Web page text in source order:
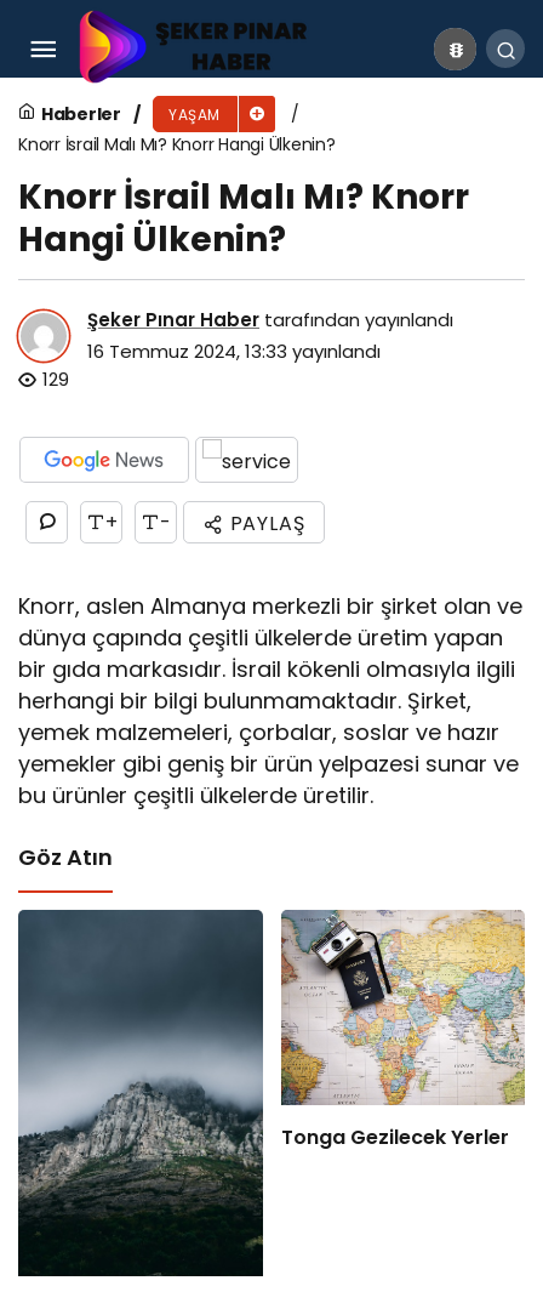
Haberler YAŞAM
Knorr İsrail Malı Mı? Knorr Hangi Ülkenin?
Knorr İsrail Malı Mı? Knorr
Hangi Ülkenin?
Şeker Pınar Haber tarafından yayınlandı
16 Temmuz 2024, 13:33 yayınlandı
129
+ - PAYLAŞ
Knorr, aslen Almanya merkezli bir şirket olan ve
dünya çapında çeşitli ülkelerde üretim yapan
bir gıda markasıdır. İsrail kökenli olmasıyla ilgili
herhangi bir bilgi bulunmamaktadır. Şirket,
yemek malzemeleri, çorbalar, soslar ve hazır
yemekler gibi geniş bir ürün yelpazesi sunar ve
bu ürünler çeşitli ülkelerde üretilir.
Göz Atın
Tonga Gezilecek Yerler
Güney Kore Gezilecek Yerler